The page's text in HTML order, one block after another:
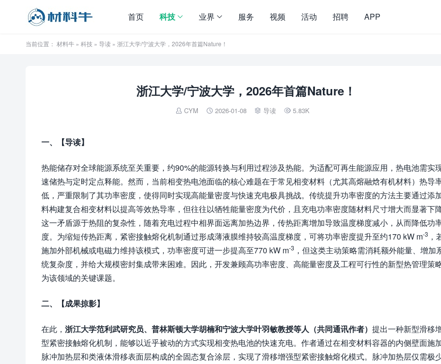
首页 科技 业界 服务 视频 活动 招聘 APP
当前位置： 材料牛 » 科技 » 导读 » 浙江大学/宁波大学，2026年首篇Nature！
浙江大学/宁波大学，2026年首篇Nature！
 CYM  2026-01-08  导读  5.83K
一、 【导读】
热能储存对全球能源系统至关重要，约90%的能源转换与利用过程涉及热能。为适配可再生能源应用，热电池需实
速储热与定时定点释能。然而，当前相变热电池面临的核心难题在于常见相变材料（尤其高熔融焓有机材料）热导
低，严重限制了其功率密度，使得同时实现高能量密度与快速充电极具挑战。传统提升功率密度的方法主要通过添
料构建复合相变材料以提高等效热导率，但往往以牺牲能量密度为代价，且充电功率密度随材料尺寸增大而显著下
这一矛盾源于热阻的复杂性，随着充电过程中相界面远离加热边界，传热距离增加导致温度梯度减小，从而降低功
度。为缩短传热距离，紧密接触熔化机制通过形成薄液膜维持较高温度梯度，可将功率密度提升至约170 kW m-3 ，
施加外部机械或电磁力维持该模式，功率密度可进一步提高至770 kW m-3 ，但这类主动策略需消耗额外能量、增加
统复杂度，并给大规模密封集成带来困难。因此，开发兼顾高功率密度、高能量密度及工程可行性的新型热管理策
为该领域的关键课题。
二、 【成果掠影】
在此， 浙江大学范利武研究员、普林斯顿大学胡楠和宁波大学叶羽敏教授等人 （共同通讯作者） 提出一种新型滑移
型紧密接触熔化机制，能够以近乎被动的方式实现相变热电池的快速充电。作者通过在相变材料容器的内侧壁面施
脉冲加热层和类液体滑移表面层构成的全固态复合涂层，实现了滑移增强型紧密接触熔化模式。脉冲加热层仅需极